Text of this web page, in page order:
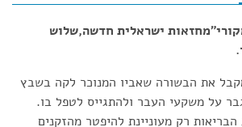
ישראלית חדשה,שלוש
את הבשורה שאביו המנוכר לקה בשבץ
על משקעי העבר ולהתגייס לטפל בו.
רק מעוניינת להיפטר מהזקנים